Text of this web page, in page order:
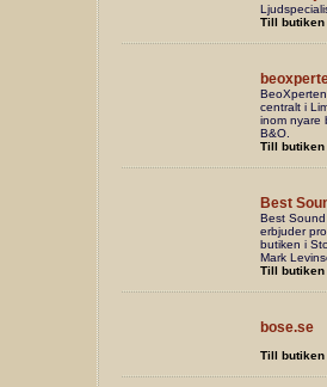
Till butiken
centralt i
inom nyare
B&O.
Till butiken
Best
Best
erbjuder
butiken i
Mark
Till butiken
bose.se
Till butiken